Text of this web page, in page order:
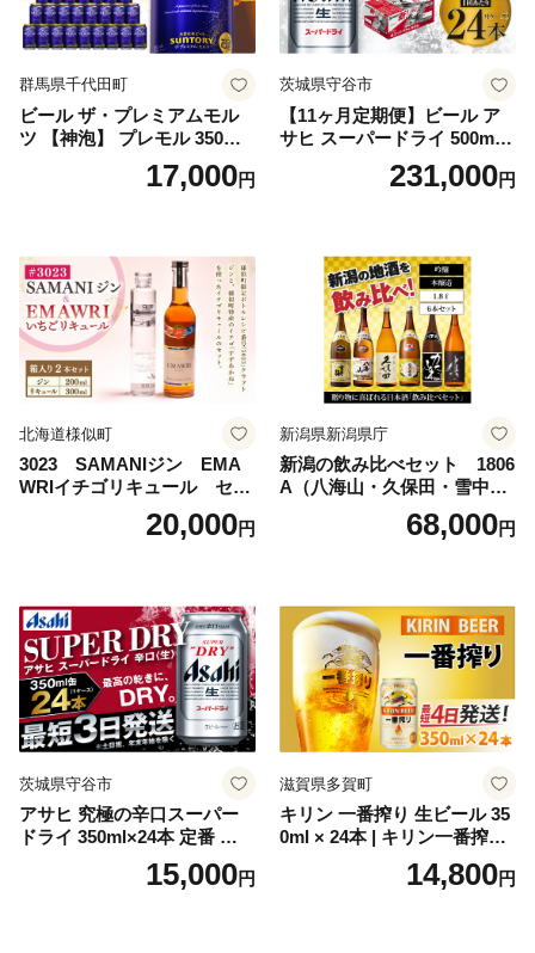
群馬県千代田町
ビール ザ・プレミアムモル
ツ 【神泡】 プレモル 350ml
× 24本 サントリー〈天然水の
ビール工場〉群馬※沖縄・離
17,000円
茨城県守谷市
【11ヶ月定期便】ビール ア
サヒ スーパードライ 500ml 2
4本 1ケース×11ヶ月 | アサヒ
ビール 究極の辛口 酒 お酒 ア
uper dry 11回 缶ビール 缶 ギ
フト 内祝い 茨城県守谷市 送
料無料
231,000円
北海道様似町
3023 SAMANIジン EMA
WRIイチゴリキュール セッ
ト（箱入り）【大人の味 酒
お酒 洋酒 スピリッツ クラフ
セット 詰め合わせ カクテル
ソーダ割り アルコール ロッ
ク ソーダ ジントニック 】
20,000円
新潟県新潟県庁
新潟の飲み比べセット 1806
A（八海山・久保田・雪中
梅・越乃寒梅・かたふね・千
68,000円
茨城県守谷市
アサヒ 究極の辛口スーパー
ドライ 350ml×24本 定番 ビー
ル 缶ビール 酒 お酒 アルコー
15,000円
滋賀県多賀町
キリン 一番搾り 生ビール 35
0ml × 24本 | キリン一番搾り
キリンビール 一番搾り ビー
ル 24缶 きりんいちばんしぼ
14,800円